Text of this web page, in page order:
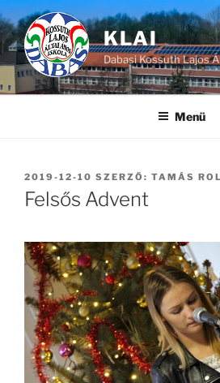
Tartalomhoz
KLAI
Dabasi Kossuth Lajos
Menü
BEKÜLDVE:
2019-12-10 SZERZŐ: TAMÁS
Felsős Advent